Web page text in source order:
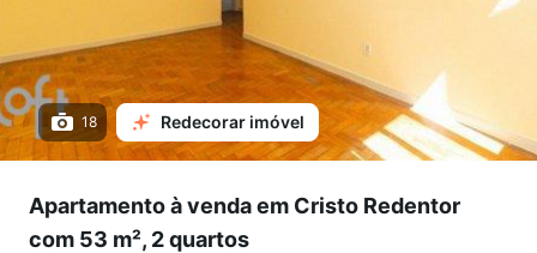
18 Redecorar imóvel
Apartamento à venda em Cristo Redentor
com 53 m², 2 quartos